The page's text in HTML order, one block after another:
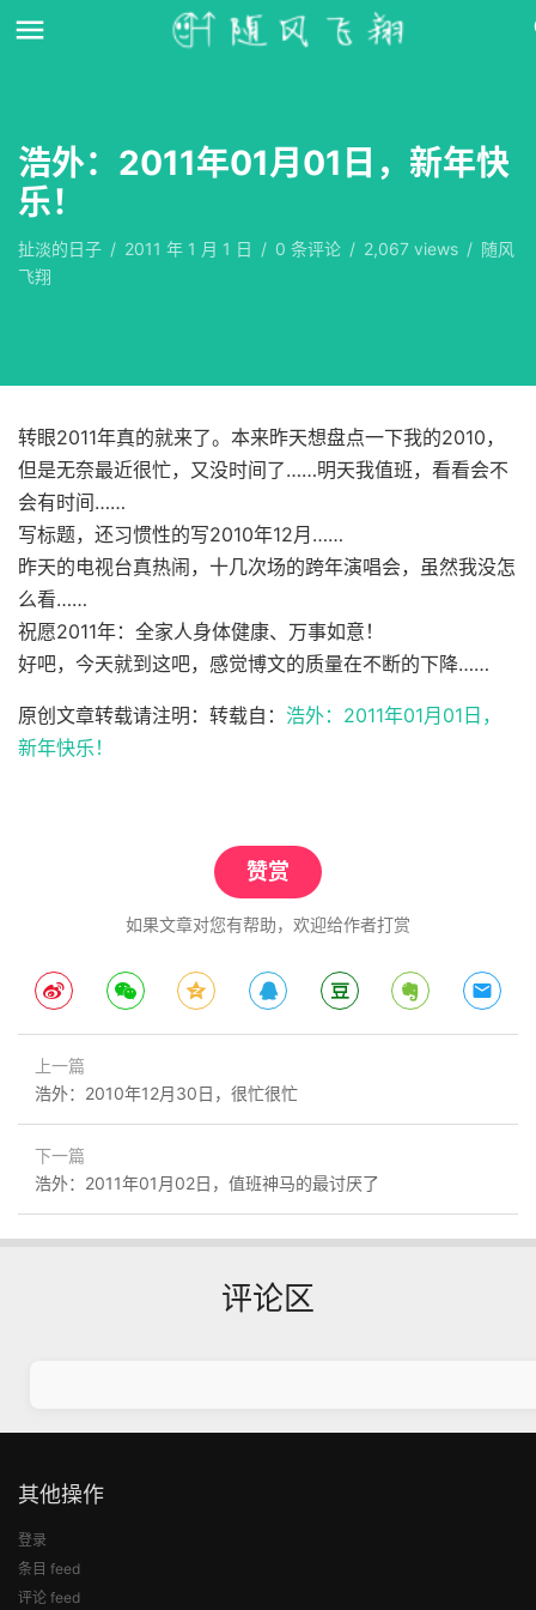
浩外：2011年01月01日，新年快
乐！
扯淡的日子 / 2011 年 1 月 1 日 / 0 条评论 / 2,067 views / 随风
飞翔
转眼2011年真的就来了。本来昨天想盘点一下我的2010，
但是无奈最近很忙，又没时间了……明天我值班，看看会不
会有时间……
写标题，还习惯性的写2010年12月……
昨天的电视台真热闹，十几次场的跨年演唱会，虽然我没怎
么看……
祝愿2011年：全家人身体健康、万事如意！
好吧，今天就到这吧，感觉博文的质量在不断的下降……
原创文章转载请注明：转载自： 浩外：2011年01月01日，
新年快乐！
赞赏
如果文章对您有帮助，欢迎给作者打赏
上一篇
浩外：2010年12月30日，很忙很忙
下一篇
浩外：2011年01月02日，值班神马的最讨厌了
评论区
其他操作
登录
条目 feed
评论 feed